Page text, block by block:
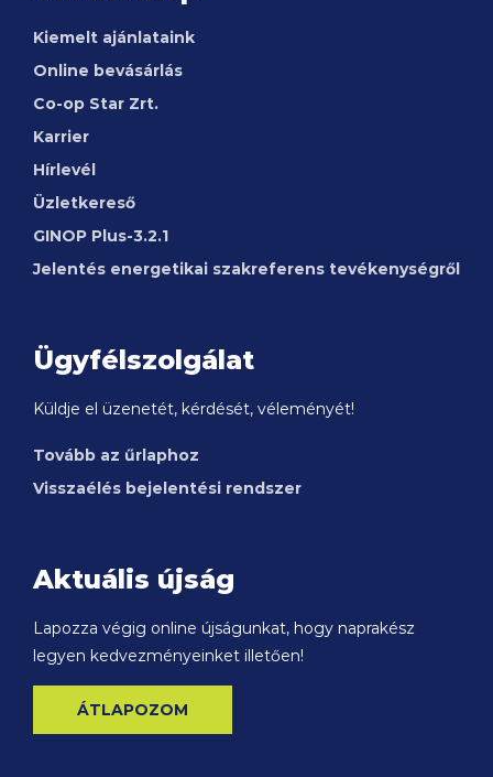
Kiemelt ajánlataink
Online bevásárlás
Co-op Star Zrt.
Karrier
Hírlevél
Üzletkereső
GINOP Plus-3.2.1
Jelentés energetikai szakreferens tevékenységről
Ügyfélszolgálat
Küldje el üzenetét, kérdését, véleményét!
Tovább az űrlaphoz
Visszaélés bejelentési rendszer
Aktuális újság
Lapozza végig online újságunkat, hogy naprakész
legyen kedvezményeinket illetően!
ÁTLAPOZOM